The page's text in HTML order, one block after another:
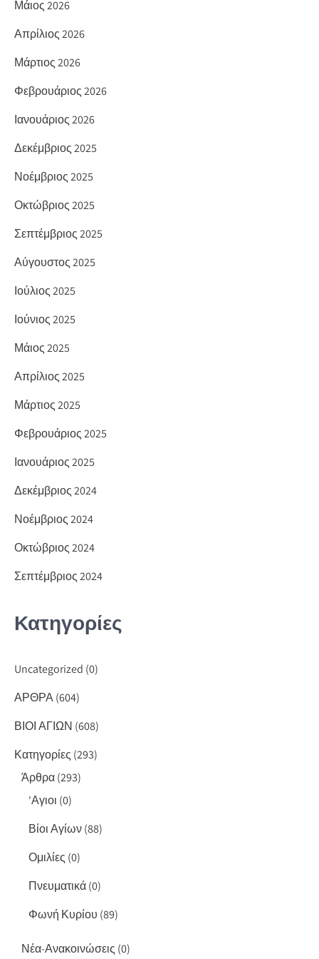
Μάιος 2026
Απρίλιος 2026
Μάρτιος 2026
Φεβρουάριος 2026
Ιανουάριος 2026
Δεκέμβριος 2025
Νοέμβριος 2025
Οκτώβριος 2025
Σεπτέμβριος 2025
Αύγουστος 2025
Ιούλιος 2025
Ιούνιος 2025
Μάιος 2025
Απρίλιος 2025
Μάρτιος 2025
Φεβρουάριος 2025
Ιανουάριος 2025
Δεκέμβριος 2024
Νοέμβριος 2024
Οκτώβριος 2024
Σεπτέμβριος 2024
Κατηγορίες
Uncategorized (0)
ΑΡΘΡΑ(604)
ΒΙΟΙ ΑΓΙΩΝ (608)
Κατηγορίες (293)
Άρθρα(293)
'Αγιοι (0)
Βίοι Αγίων(88)
Ομιλίες (0)
Πνευματικά(0)
Φωνή Κυρίου (89)
Νέα-Ανακοινώσεις (0)